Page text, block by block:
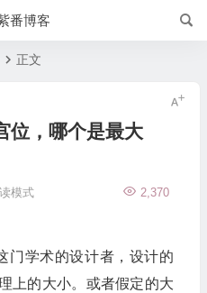
番博客
正文
位，哪个是最大
2,370
模式
门学术的设计者，设计的
上的大小。或者假定的大